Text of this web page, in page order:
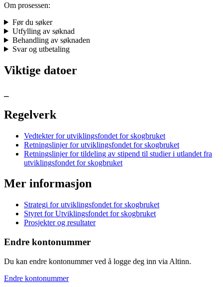
Om prosessen:
Før du søker
Utfylling av søknad
Behandling av søknaden
Svar og utbetaling
Viktige datoer
Regelverk
Vedtekter for utviklingsfondet for skogbruket
Retningslinjer for utviklingsfondet for skogbruket
Retningslinjer for tildeling av stipend til studier i utlandet fra
utviklingsfondet for skogbruket
Mer informasjon
Strategi for utviklingsfondet for skogbruket
Styret for Utviklingsfondet for skogbruket
Prosjekter og resultater
Endre kontonummer
Du kan endre kontonummer ved å logge deg inn via Altinn.
Endre kontonummer